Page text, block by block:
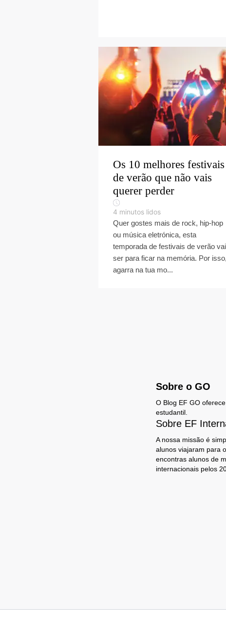
Os 10 melhores festivais
de verão que não vais
querer perder
4 minutos lidos
Quer gostes mais de rock, hip-hop
ou música eletrónica, esta
temporada de festivais de verão vai
ser para ficar na memória. Por isso,
agarra na tua mo...
Sobre o GO
O Blog EF GO
estudantil.
Sobre EF
A nossa missão é
alunos viajaram para
encontras alunos de
internacionais pelos